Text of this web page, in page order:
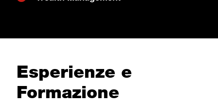
Esperienze e
Formazione